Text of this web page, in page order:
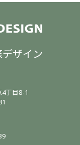
ザイン
丁目8-1